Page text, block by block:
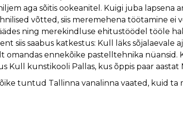
aga sõitis ookeanitel. Kuigi juba lapsena
võtted, siis meremehena töötamine
ning merekindluse ehitustöödel tööle
siis saabus katkestus: Kull läks sõjalaevale
omandas ennekõike pastelltehnika nüansid.
Kull kunstikooli Pallas, kus õppis paar aastat
tuntud Tallinna vanalinna vaated, kuid ta